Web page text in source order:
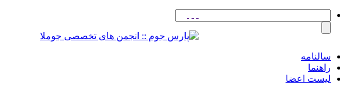
سالنامه
راهنما
لیست اعضا